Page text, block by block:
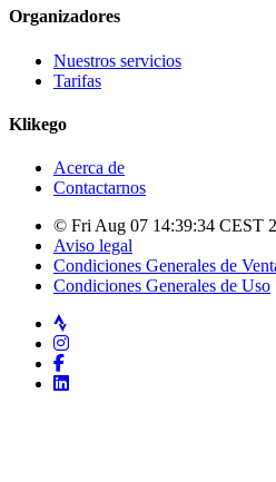
Organizadores
Nuestros servicios
Tarifas
Klikego
Acerca de
Contactarnos
© Fri Aug 07 14:39:34 CEST
Aviso legal
Condiciones Generales de
Condiciones Generales de Uso
Strava
Instagram
Facebook
LinkedIn